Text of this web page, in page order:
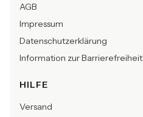
AGB
Impressum
Datenschutzerklärung
Information zur Barrierefreiheit
HILFE
Versand